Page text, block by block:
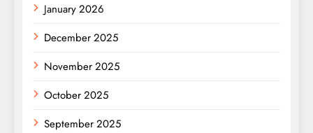
January 2026
December 2025
November 2025
October 2025
September 2025